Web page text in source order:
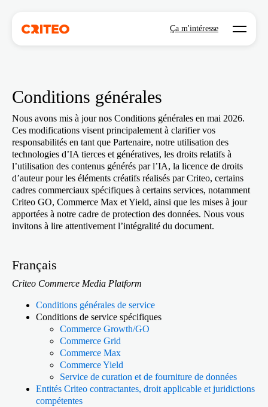
Ça m'intéresse Open
Conditions générales
Nous avons mis à jour nos Conditions générales en mai 2026.
Ces modifications visent principalement à clarifier vos
responsabilités en tant que Partenaire, notre utilisation des
technologies d’IA tierces et génératives, les droits relatifs à
l’utilisation des contenus générés par l’IA, la licence de droits
d’auteur pour les éléments créatifs réalisés par Criteo, certains
cadres commerciaux spécifiques à certains services, notamment
Criteo GO, Commerce Max et Yield, ainsi que les mises à jour
apportées à notre cadre de protection des données. Nous vous
invitons à lire attentivement l’intégralité du document.
Français
Criteo Commerce Media Platform
Conditions générales de service
Conditions de service spécifiques
Commerce Growth/GO
Commerce Grid
Commerce Max
Commerce Yield
Service de curation et de fourniture de données
Entités Criteo contractantes, droit applicable et juridictions
compétentes